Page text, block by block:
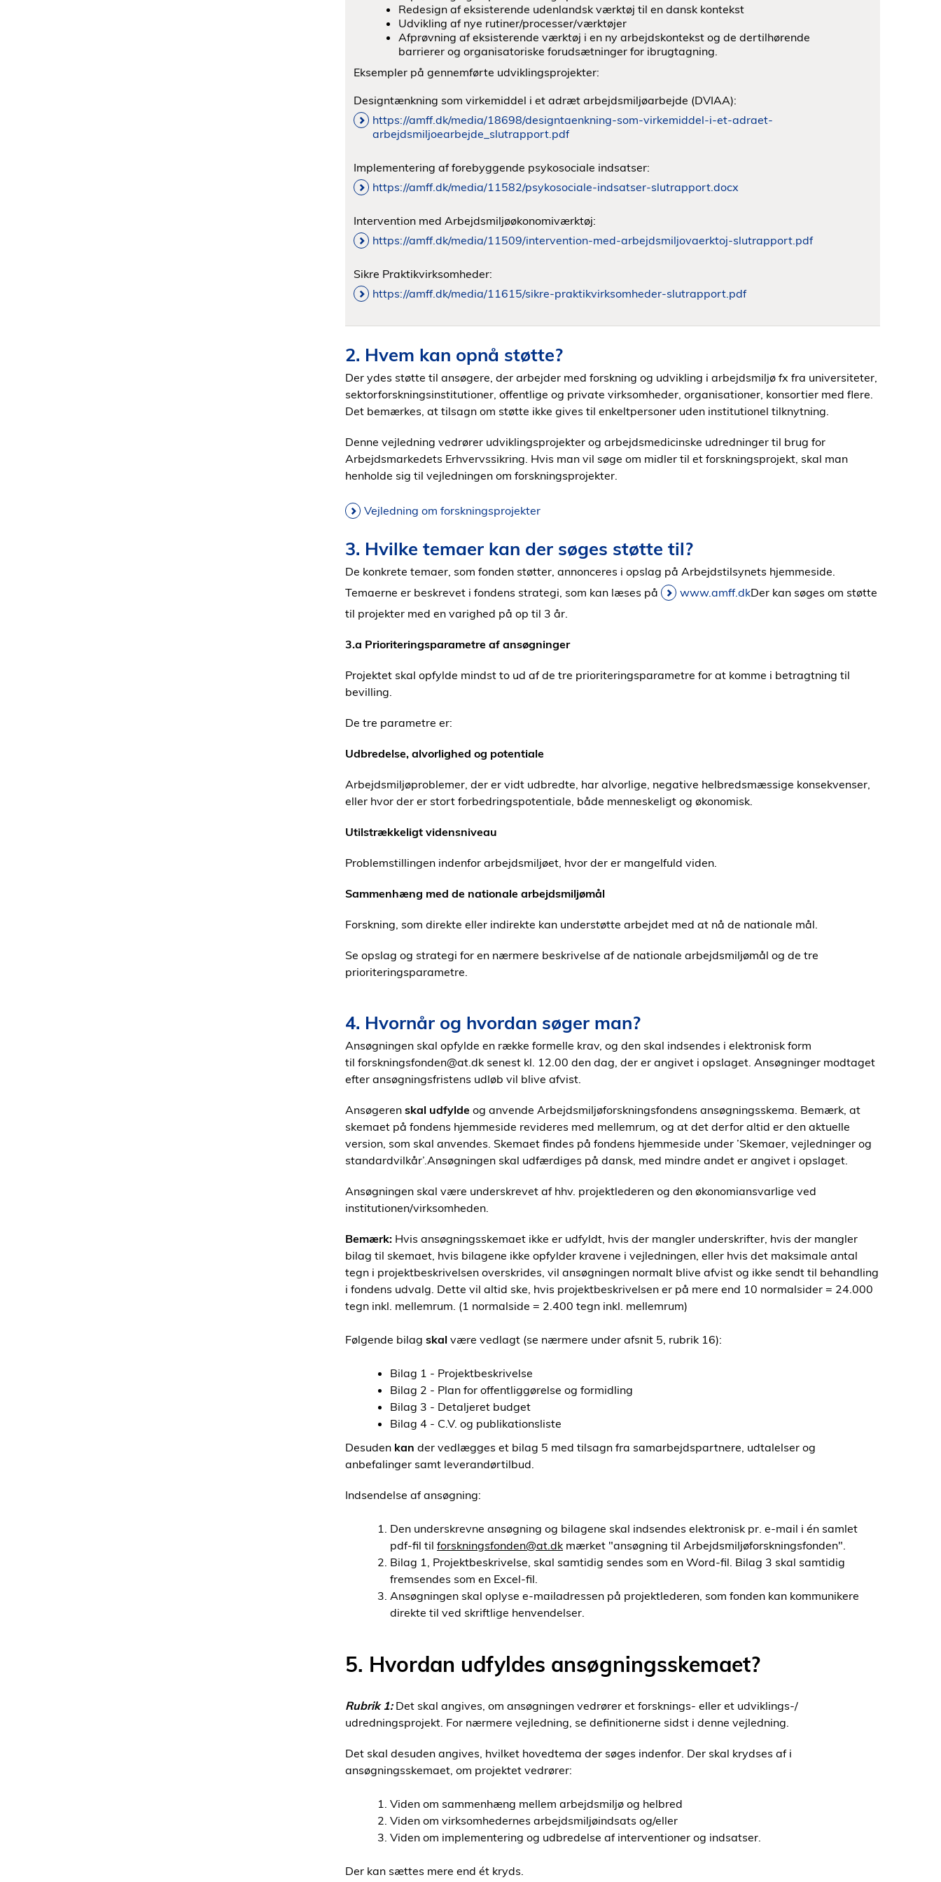
Redesign af eksisterende udenlandsk værktøj til en dansk kontekst
Udvikling af nye rutiner/processer/værktøjer
Afprøvning af eksisterende værktøj i en ny arbejdskontekst og de dertilhørende
barrierer og organisatoriske forudsætninger for ibrugtagning.
Eksempler på gennemførte udviklingsprojekter:
Designtænkning som virkemiddel i et adræt arbejdsmiljøarbejde (DVIAA):
https://amff.dk/media/18698/designtaenkning-som-virkemiddel-i-et-adraet-
arbejdsmiljoearbejde_slutrapport.pdf
Implementering af forebyggende psykosociale indsatser:
https://amff.dk/media/11582/psykosociale-indsatser-slutrapport.docx
Intervention med Arbejdsmiljøøkonomiværktøj:
https://amff.dk/media/11509/intervention-med-arbejdsmiljovaerktoj-slutrapport.pdf
Sikre Praktikvirksomheder:
https://amff.dk/media/11615/sikre-praktikvirksomheder-slutrapport.pdf
2. Hvem kan opnå støtte?
Der ydes støtte til ansøgere, der arbejder med forskning og udvikling i arbejdsmiljø fx fra universiteter,
sektorforskningsinstitutioner, offentlige og private virksomheder, organisationer, konsortier med flere.
Det bemærkes, at tilsagn om støtte ikke gives til enkeltpersoner uden institutionel tilknytning.
Denne vejledning vedrører udviklingsprojekter og arbejdsmedicinske udredninger til brug for
Arbejdsmarkedets Erhvervssikring. Hvis man vil søge om midler til et forskningsprojekt, skal man
henholde sig til vejledningen om forskningsprojekter.
Vejledning om forskningsprojekter
3. Hvilke temaer kan der søges støtte til?
De konkrete temaer, som fonden støtter, annonceres i opslag på Arbejdstilsynets hjemmeside.
Temaerne er beskrevet i fondens strategi, som kan læses på
www.amff.dkDer kan søges om støtte
til projekter med en varighed på op til 3 år.
3.a Prioriteringsparametre af ansøgninger
Projektet skal opfylde mindst to ud af de tre prioriteringsparametre for at komme i betragtning til
bevilling.
De tre parametre er:
Udbredelse, alvorlighed og potentiale
Arbejdsmiljøproblemer, der er vidt udbredte, har alvorlige, negative helbredsmæssige konsekvenser,
eller hvor der er stort forbedringspotentiale, både menneskeligt og økonomisk.
Utilstrækkeligt vidensniveau
Problemstillingen indenfor arbejdsmiljøet, hvor der er mangelfuld viden.
Sammenhæng med de nationale arbejdsmiljømål
Forskning, som direkte eller indirekte kan understøtte arbejdet med at nå de nationale mål.
Se opslag og strategi for en nærmere beskrivelse af de nationale arbejdsmiljømål og de tre
prioriteringsparametre.
4. Hvornår og hvordan søger man?
Ansøgningen skal opfylde en række formelle krav, og den skal indsendes i elektronisk form
til forskningsfonden@at.dk senest kl. 12.00 den dag, der er angivet i opslaget. Ansøgninger modtaget
efter ansøgningsfristens udløb vil blive afvist.
Ansøgeren skal udfylde og anvende Arbejdsmiljøforskningsfondens ansøgningsskema. Bemærk, at
skemaet på fondens hjemmeside revideres med mellemrum, og at det derfor altid er den aktuelle
version, som skal anvendes. Skemaet findes på fondens hjemmeside under ’Skemaer, vejledninger og
standardvilkår’.Ansøgningen skal udfærdiges på dansk, med mindre andet er angivet i opslaget.
Ansøgningen skal være underskrevet af hhv. projektlederen og den økonomiansvarlige ved
institutionen/virksomheden.
Bemærk: Hvis ansøgningsskemaet ikke er udfyldt, hvis der mangler underskrifter, hvis der mangler
bilag til skemaet, hvis bilagene ikke opfylder kravene i vejledningen, eller hvis det maksimale antal
tegn i projektbeskrivelsen overskrides, vil ansøgningen normalt blive afvist og ikke sendt til behandling
i fondens udvalg. Dette vil altid ske, hvis projektbeskrivelsen er på mere end 10 normalsider = 24.000
tegn inkl. mellemrum. (1 normalside = 2.400 tegn inkl. mellemrum)
Følgende bilag skal være vedlagt (se nærmere under afsnit 5, rubrik 16):
Bilag 1 - Projektbeskrivelse
Bilag 2 - Plan for offentliggørelse og formidling
Bilag 3 - Detaljeret budget
Bilag 4 - C.V. og publikationsliste
Desuden kan der vedlægges et bilag 5 med tilsagn fra samarbejdspartnere, udtalelser og
anbefalinger samt leverandørtilbud.
Indsendelse af ansøgning:
Den underskrevne ansøgning og bilagene skal indsendes elektronisk pr. e-mail i én samlet
pdf-fil til forskningsfonden@at.dk mærket "ansøgning til Arbejdsmiljøforskningsfonden".
Bilag 1, Projektbeskrivelse, skal samtidig sendes som en Word-fil. Bilag 3 skal samtidig
fremsendes som en Excel-fil.
Ansøgningen skal oplyse e-mailadressen på projektlederen, som fonden kan kommunikere
direkte til ved skriftlige henvendelser.
5. Hvordan udfyldes ansøgningsskemaet?
Rubrik 1: Det skal angives, om ansøgningen vedrører et forsknings- eller et udviklings-/
udredningsprojekt. For nærmere vejledning, se definitionerne sidst i denne vejledning.
Det skal desuden angives, hvilket hovedtema der søges indenfor. Der skal krydses af i
ansøgningsskemaet, om projektet vedrører:
Viden om sammenhæng mellem arbejdsmiljø og helbred
Viden om virksomhedernes arbejdsmiljøindsats og/eller
Viden om implementering og udbredelse af interventioner og indsatser.
Der kan sættes mere end ét kryds.